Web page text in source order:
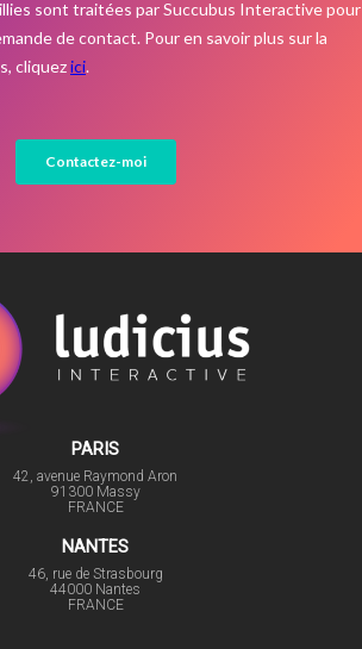
PARIS
42, avenue Raymond Aron
91300 Massy
FRANCE
NANTES
46, rue de Strasbourg
44000 Nantes
FRANCE